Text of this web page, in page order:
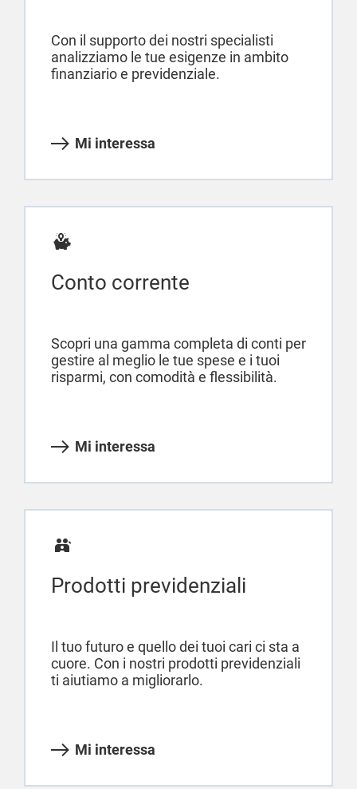
Con il supporto dei nostri specialisti
analizziamo le tue esigenze in ambito
finanziario e previdenziale.
Mi interessa
Conto corrente
Scopri una gamma completa di conti per
gestire al meglio le tue spese e i tuoi
risparmi, con comodità e flessibilità.
Mi interessa
Prodotti previdenziali
Il tuo futuro e quello dei tuoi cari ci sta a
cuore. Con i nostri prodotti previdenziali
ti aiutiamo a migliorarlo.
Mi interessa